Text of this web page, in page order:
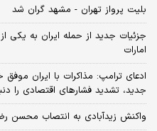
بلیت پرواز تهران - مشهد گران شد
جزئیات جدید از حمله ایران به یکی
امارات
ادعای ترامپ: مذاکرات با ایران
جدید، تشدید فشارهای اقتصادی را
واکنش زیدآبادی به انتصاب محسن